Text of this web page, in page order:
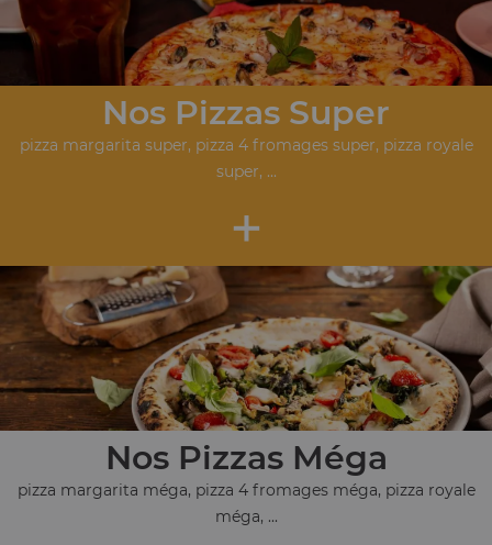
Nos Pizzas Super
pizza margarita super, pizza 4 fromages super, pizza royale
super, ...
+
Nos Pizzas Méga
pizza margarita méga, pizza 4 fromages méga, pizza royale
méga, ...